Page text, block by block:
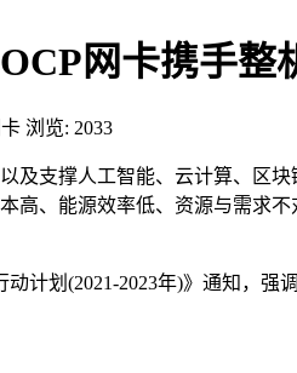
网卡携手
浏览: 2033
支撑人工智能、云计算、区块
高、能源效率低、资源与需求
划(2021-2023年)》通知，强